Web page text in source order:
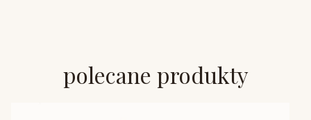
polecane produkty